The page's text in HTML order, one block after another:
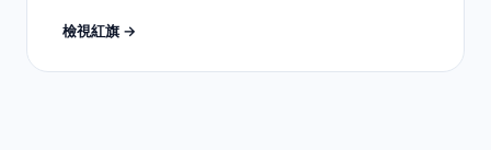
檢視紅旗 →